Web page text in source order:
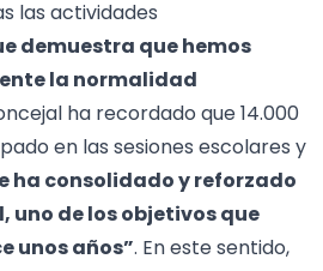
las actividades
demuestra que hemos
la normalidad
ha recordado que 14.000
en las sesiones escolares y
ha consolidado y reforzado
uno de los objetivos que
unos años”. En este sentido,